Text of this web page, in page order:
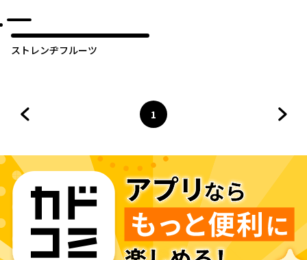
ストレンヂフルーツ
ページ
1
へ